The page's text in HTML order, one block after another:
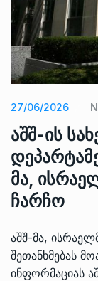
27/06/2026
აშშ-ის
მა,
ჩარჩო
აშშ-მა,
შეთანხმებას
ინფორმაციას